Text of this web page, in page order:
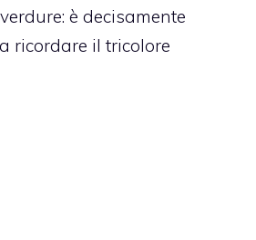
è decisamente
ricordare il tricolore